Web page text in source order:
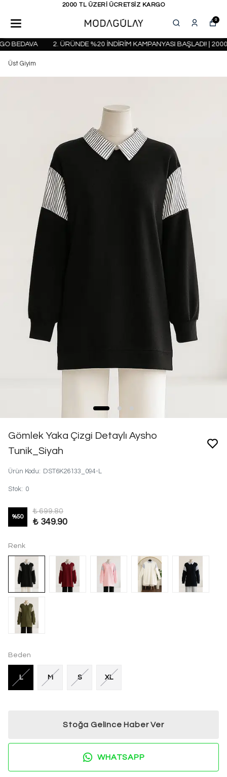
KAPIDA ÖDEME SEÇENEĞİ
0
BEDAVA 2. ÜRÜNDE %20 İNDİRİM KAMPANYASI BAŞLADI! | 2000
Üst Giyim
Gömlek Yaka Çizgi Detaylı Aysho
Tunik_Siyah
Ürün Kodu: DST6K26133_094-L
Stok: 0
%50
₺ 699.80
₺ 349.90
Renk
Beden
L M S XL
Stoğa Gelince Haber Ver
WHATSAPP